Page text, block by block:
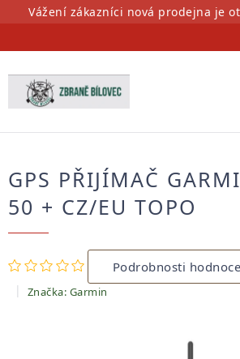
PřejítVážení zákazníci nová prodejna je
GPS PŘIJÍMAČ
50 + CZ/EU TOPO
Průměrné
hodnocení
produktu
je
Podrobnosti
Značka: Garmin